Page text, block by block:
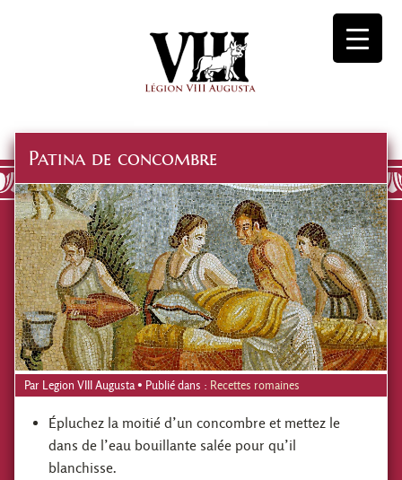
Patina de concombre
Par Legion VIII Augusta• Publié dans : Recettes romaines
Épluchez la moitié d’un concombre et mettez le
dans de l’eau bouillante salée pour qu’il
blanchisse.